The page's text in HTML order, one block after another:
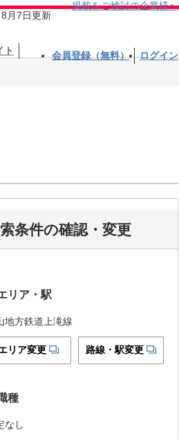
月7日更新
掲載をご検討の企業様へ
ト 会員登録（無料） ログイン
条件の確認・変更
リア・駅
地方鉄道上滝線
リア変更 路線・駅変更
種
なし